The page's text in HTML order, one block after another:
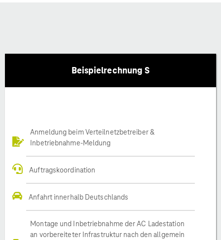
Beispielrechnung S
Anmeldung beim Verteilnetzbetreiber &
Inbetriebnahme-Meldung
Auftragskoordination
Anfahrt innerhalb Deutschlands
Montage und Inbetriebnahme der AC Ladestation
an vorbereiteter Infrastruktur nach den allgemein